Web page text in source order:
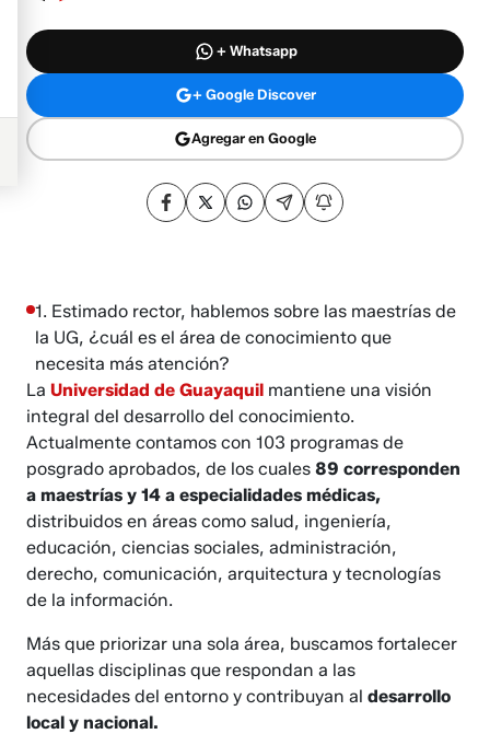
+ Whatsapp
+ Google Discover
Agregar en Google
1. Estimado rector, hablemos sobre las maestrías de
la UG, ¿cuál es el área de conocimiento que
necesita más atención?
​​​​​​LaUniversidad de Guayaquil mantiene una visión
integral del desarrollo del conocimiento.
Actualmente contamos con 103 programas de
posgrado aprobados, de los cuales89 corresponden
a maestrías y 14 a especialidades médicas,
distribuidos en áreas como salud, ingeniería,
educación, ciencias sociales, administración,
derecho, comunicación, arquitectura y tecnologías
de la información.
Más que priorizar una sola área, buscamos fortalecer
aquellas disciplinas que respondan a las
necesidades del entorno y contribuyan aldesarrollo
local y nacional.